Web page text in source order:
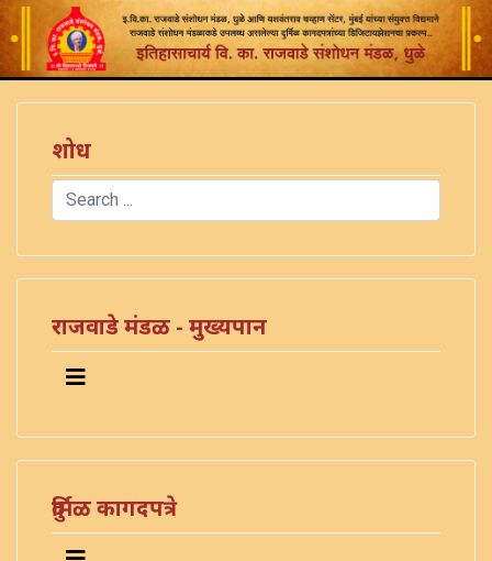
शोध
Search
राजवाडे मंडळ - मुख्यपान
दुर्मिळ कागदपत्रे